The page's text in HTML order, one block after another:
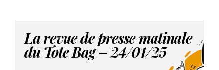
La revue de presse matinale
du Tote Bag – 24/01/25